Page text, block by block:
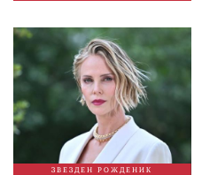
ЗВЕЗДЕН РОЖДЕНИК